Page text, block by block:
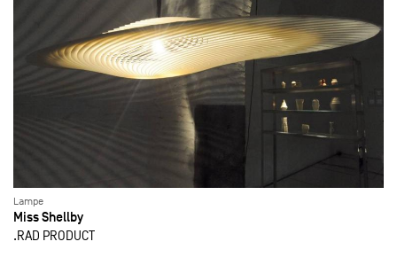
Lampe
Miss Shellby
.RAD PRODUCT